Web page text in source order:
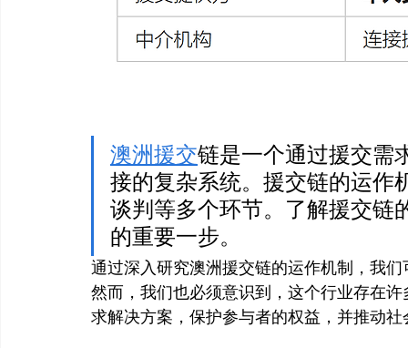
澳洲援交链是一个通过援交需
接的复杂系统。援交链的运作
谈判等多个环节。了解援交链
的重要一步。
通过深入研究澳洲援交链的运作机制，我
然而，我们也必须意识到，这个行业存在
求解决方案，保护参与者的权益，并推动社